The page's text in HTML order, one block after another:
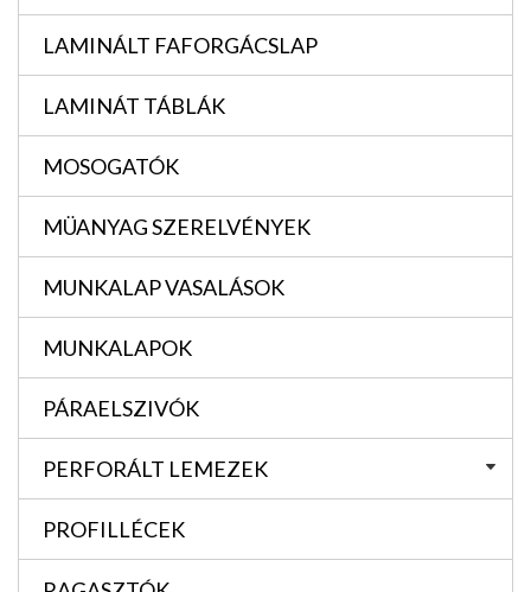
LAMINÁLT FAFORGÁCSLAP
LAMINÁT TÁBLÁK
MOSOGATÓK
MÜANYAG SZERELVÉNYEK
MUNKALAP VASALÁSOK
MUNKALAPOK
PÁRAELSZIVÓK
PERFORÁLT LEMEZEK
PROFILLÉCEK